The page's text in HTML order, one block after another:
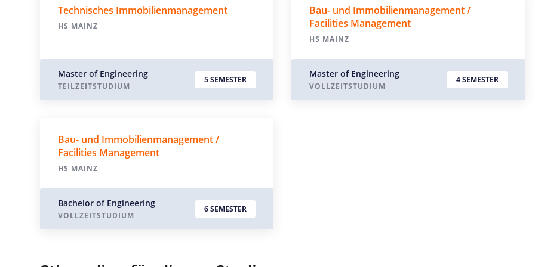
Technisches Immobilienmanagement
HS MAINZ
Master of Engineering
TEILZEITSTUDIUM
5 SEMESTER
Bau- und Immobilienmanagement /
Facilities Management
HS MAINZ
Master of Engineering
VOLLZEITSTUDIUM
4 SEMESTER
Bau- und Immobilienmanagement /
Facilities Management
HS MAINZ
Bachelor of Engineering
VOLLZEITSTUDIUM
6 SEMESTER